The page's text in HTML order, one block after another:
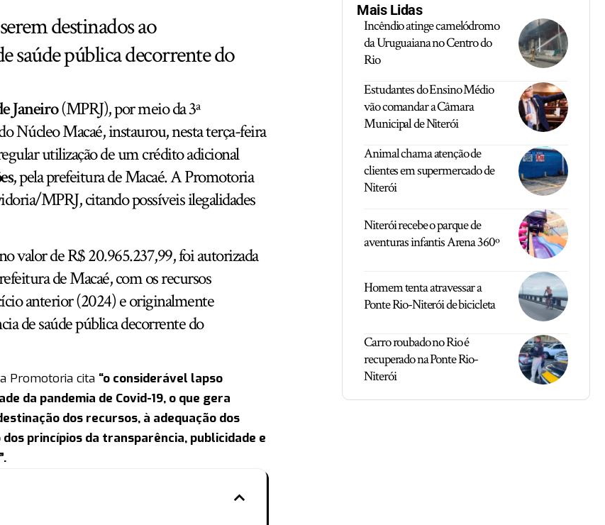
destinados ao
saúde pública decorrente do
Janeiro(MPRJ), por meio da 3ª
Núcleo Macaé, instaurou, nesta terça-feira
utilização de um crédito adicional
, pela prefeitura de Macaé. A Promotoria
MPRJ, citando possíveis ilegalidades
valor de R$ 20.965.237,99, foi autorizada
de Macaé, com os recursos
anterior (2024) e originalmente
de saúde pública decorrente do
Promotoria cita “o considerável lapso
da pandemia de Covid-19, o que gera
dos recursos, à adequação dos
princípios da transparência, publicidade e
Mais Lidas
Incêndio atinge camelódromo
da Uruguaiana no Centro do
Rio
Estudantes do Ensino Médio
vão comandar a Câmara
Municipal de Niterói
Animal chama atenção de
clientes em supermercado de
Niterói
Niterói recebe o parque de
aventuras infantis Arena 360º
Homem tenta atravessar a
Ponte Rio-Niterói de bicicleta
Carro roubado no Rio é
recuperado na Ponte Rio-
Niterói